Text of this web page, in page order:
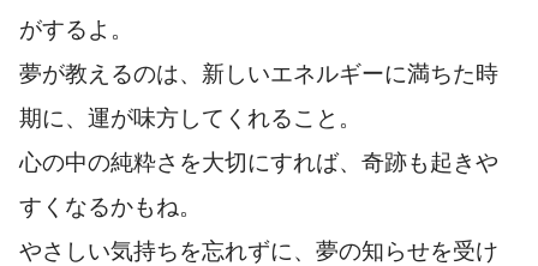
がするよ。
夢が教えるのは、新しいエネルギーに満ちた時
期に、運が味方してくれること。
心の中の純粋さを大切にすれば、奇跡も起きや
すくなるかもね。
やさしい気持ちを忘れずに、夢の知らせを受け